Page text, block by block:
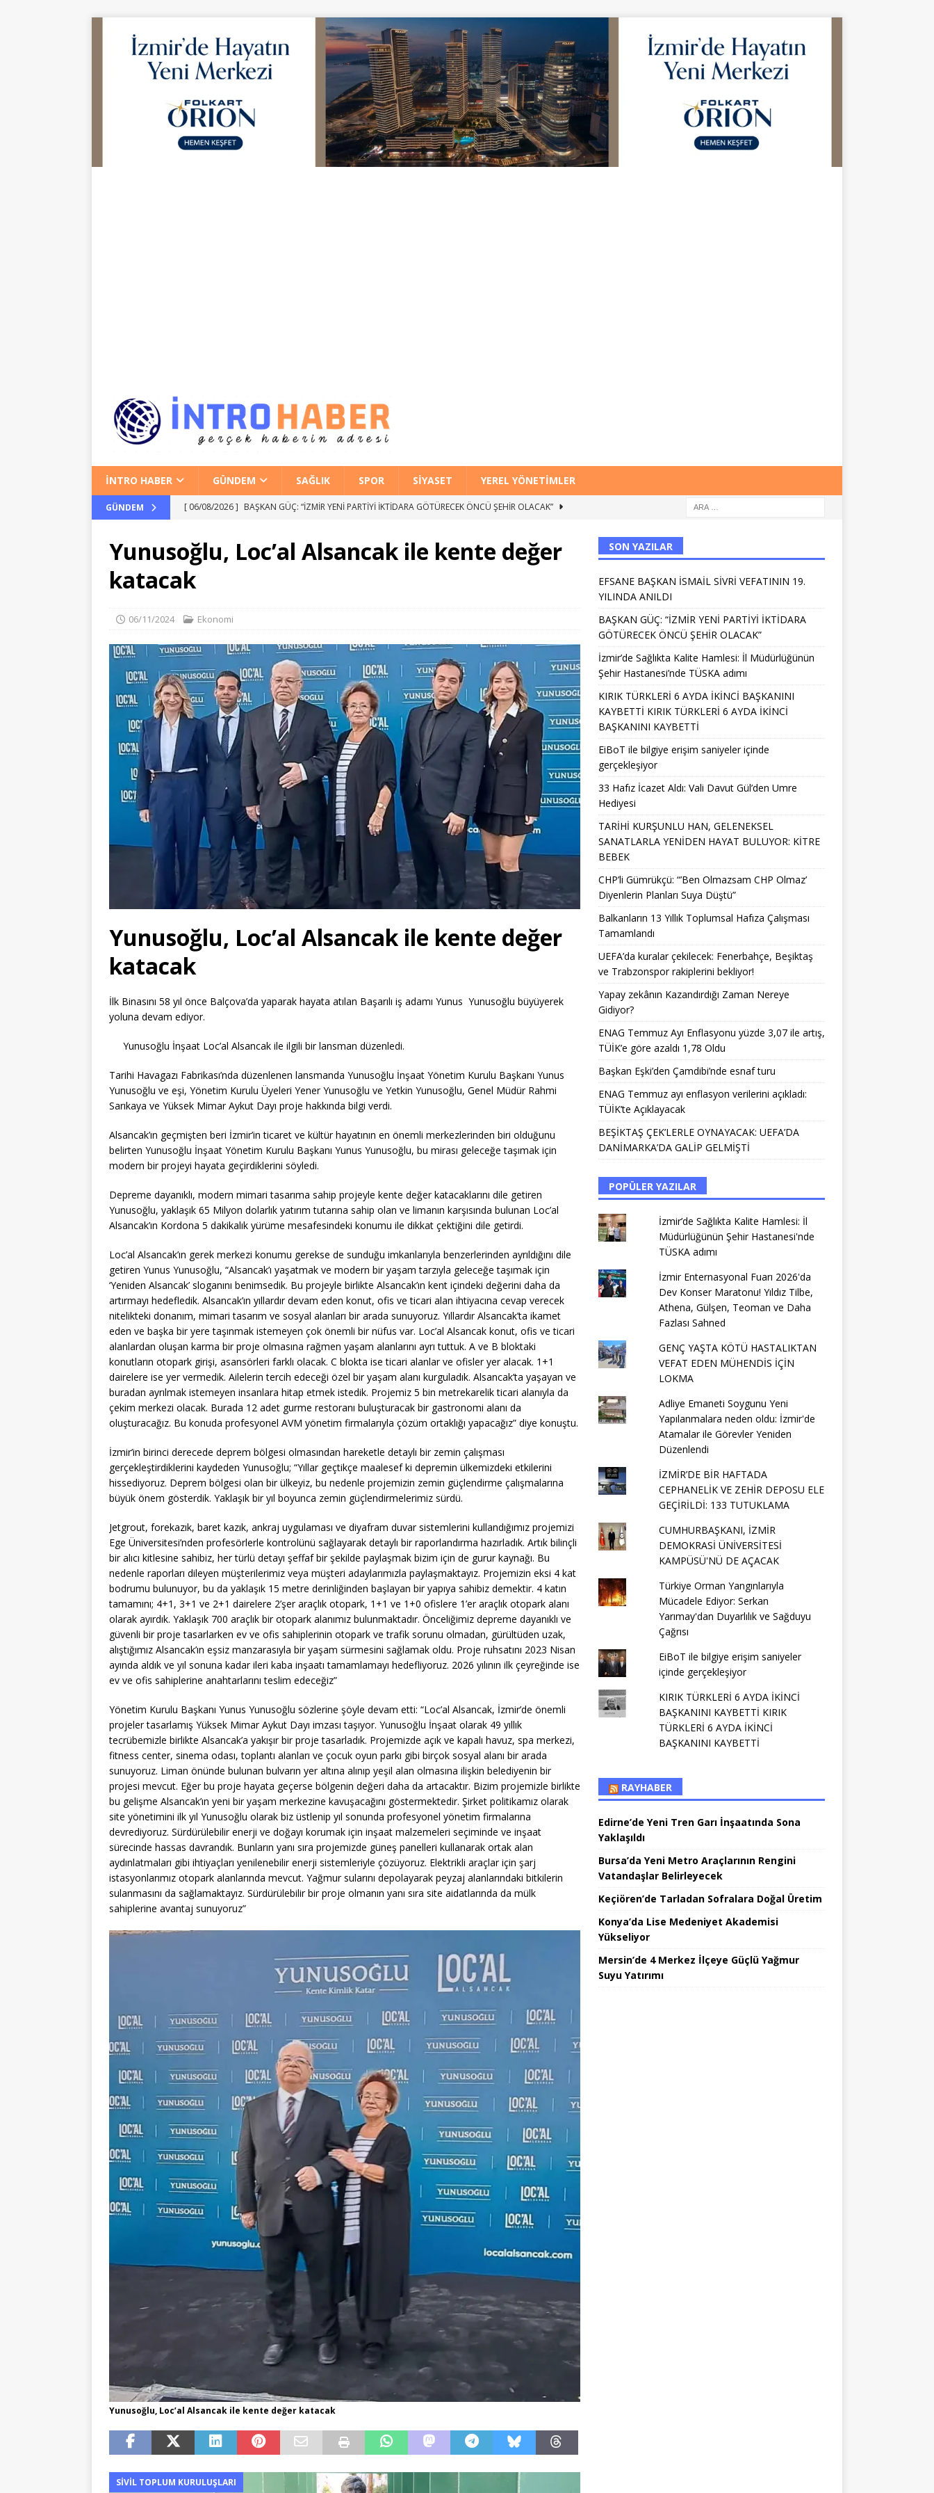
İNTRO HABER GÜNDEM SAĞLIK SPOR SIYASET YEREL YÖNETIMLER
GÜNDEM [ 06/08/2026 ] BAŞKAN GÜÇ: “İZMİR YENİ PARTİYİ İKTİDARA GÖTÜRECEK ÖNCÜ ŞEHİR OLACAK”
[ 05/08/2026 ]
İzmir’de Sağlıkta Kalite Hamlesi: İl Müdürlüğünün Şehir Hastanesi’nde TÜSKA adımı
GÜNDEM
BAŞKANINI KAYBETTİ
[ 03/08/2026 ] EiBoT ile bilgiye erişim saniyeler içinde gerçekleşiyor
EĞITIM
[ 06/08/2026 ] EFSANE BAŞKAN İSMAİL SİVRİ VEFATININ 19. YILINDA ANILDI
SIVIL TOPLUM
KURULUŞLARI
Yunusoğlu, Loc’al Alsancak ile kente değer
katacak
06/11/2024 Ekonomi
Yunusoğlu, Loc’al Alsancak ile kente değer
katacak
İlk Binasını 58 yıl önce Balçova’da yaparak hayata atılan Başarılı iş adamı Yunus Yunusoğlu büyüyerek
yoluna devam ediyor.
Yunusoğlu İnşaat Loc’al Alsancak ile ilgili bir lansman düzenledi.
Tarihi Havagazı Fabrikası’nda düzenlenen lansmanda Yunusoğlu İnşaat Yönetim Kurulu Başkanı Yunus
Yunusoğlu ve eşi, Yönetim Kurulu Üyeleri Yener Yunusoğlu ve Yetkin Yunusoğlu, Genel Müdür Rahmi
Sarıkaya ve Yüksek Mimar Aykut Dayı proje hakkında bilgi verdi.
Alsancak’ın geçmişten beri İzmir’in ticaret ve kültür hayatının en önemli merkezlerinden biri olduğunu
belirten Yunusoğlu İnşaat Yönetim Kurulu Başkanı Yunus Yunusoğlu, bu mirası geleceğe taşımak için
modern bir projeyi hayata geçirdiklerini söyledi.
Depreme dayanıklı, modern mimari tasarıma sahip projeyle kente değer katacaklarını dile getiren
Yunusoğlu, yaklaşık 65 Milyon dolarlık yatırım tutarına sahip olan ve limanın karşısında bulunan Loc’al
Alsancak’ın Kordona 5 dakikalık yürüme mesafesindeki konumu ile dikkat çektiğini dile getirdi.
Loc’al Alsancak’ın gerek merkezi konumu gerekse de sunduğu imkanlarıyla benzerlerinden ayrıldığını dile
getiren Yunus Yunusoğlu, “Alsancak’ı yaşatmak ve modern bir yaşam tarzıyla geleceğe taşımak için
‘Yeniden Alsancak’ sloganını benimsedik. Bu projeyle birlikte Alsancak’ın kent içindeki değerini daha da
artırmayı hedefledik. Alsancak’ın yıllardır devam eden konut, ofis ve ticari alan ihtiyacına cevap verecek
nitelikteki donanım, mimari tasarım ve sosyal alanları bir arada sunuyoruz. Yıllardır Alsancak’ta ikamet
eden ve başka bir yere taşınmak istemeyen çok önemli bir nüfus var. Loc’al Alsancak konut, ofis ve ticari
alanlardan oluşan karma bir proje olmasına rağmen yaşam alanlarını ayrı tuttuk. A ve B bloktaki
konutların otopark girişi, asansörleri farklı olacak. C blokta ise ticari alanlar ve ofisler yer alacak. 1+1
dairelere ise yer vermedik. Ailelerin tercih edeceği özel bir yaşam alanı kurguladık. Alsancak’ta yaşayan ve
buradan ayrılmak istemeyen insanlara hitap etmek istedik. Projemiz 5 bin metrekarelik ticari alanıyla da
çekim merkezi olacak. Burada 12 adet gurme restoranı buluşturacak bir gastronomi alanı da
oluşturacağız. Bu konuda profesyonel AVM yönetim firmalarıyla çözüm ortaklığı yapacağız” diye konuştu.
İzmir’in birinci derecede deprem bölgesi olmasından hareketle detaylı bir zemin çalışması
gerçekleştirdiklerini kaydeden Yunusoğlu; “Yıllar geçtikçe maalesef ki depremin ülkemizdeki etkilerini
hissediyoruz. Deprem bölgesi olan bir ülkeyiz, bu nedenle projemizin zemin güçlendirme çalışmalarına
büyük önem gösterdik. Yaklaşık bir yıl boyunca zemin güçlendirmelerimiz sürdü.
Jetgrout, forekazık, baret kazık, ankraj uygulaması ve diyafram duvar sistemlerini kullandığımız projemizi
Ege Üniversitesi’nden profesörlerle kontrolünü sağlayarak detaylı bir raporlandırma hazırladık. Artık bilinçli
bir alıcı kitlesine sahibiz, her türlü detayı şeffaf bir şekilde paylaşmak bizim için de gurur kaynağı. Bu
nedenle raporları dileyen müşterilerimiz veya müşteri adaylarımızla paylaşmaktayız. Projemizin eksi 4 kat
bodrumu bulunuyor, bu da yaklaşık 15 metre derinliğinden başlayan bir yapıya sahibiz demektir. 4 katın
tamamını; 4+1, 3+1 ve 2+1 dairelere 2’şer araçlık otopark, 1+1 ve 1+0 ofislere 1’er araçlık otopark alanı
olarak ayırdık. Yaklaşık 700 araçlık bir otopark alanımız bulunmaktadır. Önceliğimiz depreme dayanıklı ve
güvenli bir proje tasarlarken ev ve ofis sahiplerinin otopark ve trafik sorunu olmadan, gürültüden uzak,
alıştığımız Alsancak’ın eşsiz manzarasıyla bir yaşam sürmesini sağlamak oldu. Proje ruhsatını 2023 Nisan
ayında aldık ve yıl sonuna kadar ileri kaba inşaatı tamamlamayı hedefliyoruz. 2026 yılının ilk çeyreğinde ise
ev ve ofis sahiplerine anahtarlarını teslim edeceğiz”
Yönetim Kurulu Başkanı Yunus Yunusoğlu sözlerine şöyle devam etti: “Loc’al Alsancak, İzmir’de önemli
projeler tasarlamış Yüksek Mimar Aykut Dayı imzası taşıyor. Yunusoğlu İnşaat olarak 49 yıllık
tecrübemizle birlikte Alsancak’a yakışır bir proje tasarladık. Projemizde açık ve kapalı havuz, spa merkezi,
fitness center, sinema odası, toplantı alanları ve çocuk oyun parkı gibi birçok sosyal alanı bir arada
sunuyoruz. Liman önünde bulunan bulvarın yer altına alınıp yeşil alan olmasına ilişkin belediyenin bir
projesi mevcut. Eğer bu proje hayata geçerse bölgenin değeri daha da artacaktır. Bizim projemizle birlikte
bu gelişme Alsancak’ın yeni bir yaşam merkezine kavuşacağını göstermektedir. Şirket politikamız olarak
site yönetimini ilk yıl Yunusoğlu olarak biz üstlenip yıl sonunda profesyonel yönetim firmalarına
devrediyoruz. Sürdürülebilir enerji ve doğayı korumak için inşaat malzemeleri seçiminde ve inşaat
sürecinde hassas davrandık. Bunların yanı sıra projemizde güneş panelleri kullanarak ortak alan
aydınlatmaları gibi ihtiyaçları yenilenebilir enerji sistemleriyle çözüyoruz. Elektrikli araçlar için şarj
istasyonlarımız otopark alanlarında mevcut. Yağmur sularını depolayarak peyzaj alanlarındaki bitkilerin
sulanmasını da sağlamaktayız. Sürdürülebilir bir proje olmanın yanı sıra site aidatlarında da mülk
sahiplerine avantaj sunuyoruz”
Yunusoğlu, Loc’al Alsancak ile kente değer katacak
SIVIL TOPLUM KURULUŞLARI
SON YAZILAR
EFSANE BAŞKAN İSMAİL SİVRİ VEFATININ 19.
YILINDA ANILDI
BAŞKAN GÜÇ: “İZMİR YENİ PARTİYİ İKTİDARA
GÖTÜRECEK ÖNCÜ ŞEHİR OLACAK”
İzmir’de Sağlıkta Kalite Hamlesi: İl Müdürlüğünün
Şehir Hastanesi’nde TÜSKA adımı
KIRIK TÜRKLERİ 6 AYDA İKİNCİ BAŞKANINI
KAYBETTİ KIRIK TÜRKLERİ 6 AYDA İKİNCİ
BAŞKANINI KAYBETTİ
EiBoT ile bilgiye erişim saniyeler içinde
gerçekleşiyor
33 Hafız İcazet Aldı: Vali Davut Gül’den Umre
Hediyesi
TARİHİ KURŞUNLU HAN, GELENEKSEL
SANATLARLA YENİDEN HAYAT BULUYOR: KİTRE
BEBEK
CHP’li Gümrükçü: “’Ben Olmazsam CHP Olmaz’
Diyenlerin Planları Suya Düştü”
Balkanların 13 Yıllık Toplumsal Hafıza Çalışması
Tamamlandı
UEFA’da kuralar çekilecek: Fenerbahçe, Beşiktaş
ve Trabzonspor rakiplerini bekliyor!
Yapay zekânın Kazandırdığı Zaman Nereye
Gidiyor?
ENAG Temmuz Ayı Enflasyonu yüzde 3,07 ile artış,
TÜİK’e göre azaldı 1,78 Oldu
Başkan Eşki’den Çamdibi’nde esnaf turu
ENAG Temmuz ayı enflasyon verilerini açıkladı:
TÜİK’te Açıklayacak
BEŞİKTAŞ ÇEK’LERLE OYNAYACAK: UEFA’DA
DANİMARKA’DA GALİP GELMİŞTİ
POPÜLER YAZILAR
İzmir’de Sağlıkta Kalite Hamlesi: İl
Müdürlüğünün Şehir Hastanesi'nde
TÜSKA adımı
İzmir Enternasyonal Fuarı 2026'da
Dev Konser Maratonu! Yıldız Tilbe,
Athena, Gülşen, Teoman ve Daha
Fazlası Sahned
GENÇ YAŞTA KÖTÜ HASTALIKTAN
VEFAT EDEN MÜHENDİS İÇİN
LOKMA
Adliye Emaneti Soygunu Yeni
Yapılanmalara neden oldu: İzmir'de
Atamalar ile Görevler Yeniden
Düzenlendi
İZMİR’DE BİR HAFTADA
CEPHANELİK VE ZEHİR DEPOSU ELE
GEÇİRİLDİ: 133 TUTUKLAMA
CUMHURBAŞKANI, İZMİR
DEMOKRASİ ÜNİVERSİTESİ
KAMPÜSÜ'NÜ DE AÇACAK
Türkiye Orman Yangınlarıyla
Mücadele Ediyor: Serkan
Yarımay'dan Duyarlılık ve Sağduyu
Çağrısı
EiBoT ile bilgiye erişim saniyeler
içinde gerçekleşiyor
KIRIK TÜRKLERİ 6 AYDA İKİNCİ
BAŞKANINI KAYBETTİ KIRIK
TÜRKLERİ 6 AYDA İKİNCİ
BAŞKANINI KAYBETTİ
RAYHABER
Edirne’de Yeni Tren Garı İnşaatında Sona
Yaklaşıldı
Bursa’da Yeni Metro Araçlarının Rengini
Vatandaşlar Belirleyecek
Keçiören’de Tarladan Sofralara Doğal Üretim
Konya’da Lise Medeniyet Akademisi
Yükseliyor
Mersin’de 4 Merkez İlçeye Güçlü Yağmur
Suyu Yatırımı